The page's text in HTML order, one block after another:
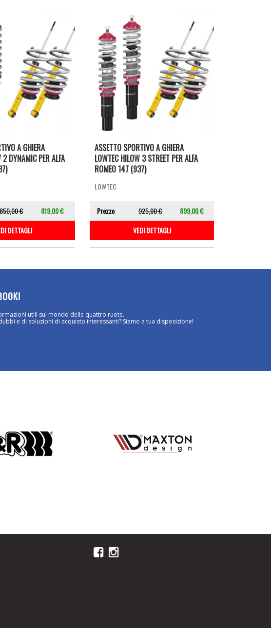
A GHIERA
2 DYNAMIC PER ALFA
850,00 €
819,00 €
DETTAGLI
ASSETTO SPORTIVO A GHIERA
LOWTEC HILOW 3 STREET PER ALFA
ROMEO 147 (937)
LOWTEC
Prezzo 925,00 €
899,00 €
VEDI DETTAGLI
utili sul mondo delle quattro ruote.
e di soluzioni di acquisto interessanti? Siamo a tua disposizione!